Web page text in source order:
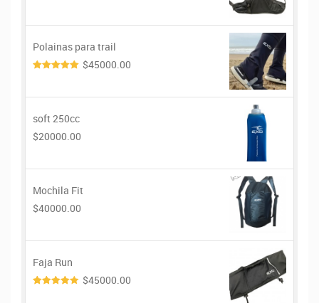
Polainas para trail
$45000.00
soft 250cc
$20000.00
Mochila Fit
$40000.00
Faja Run
$45000.00